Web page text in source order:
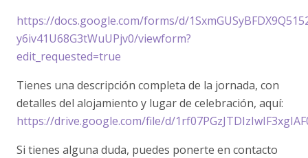
https://docs.google.com/forms/d/
y6iv41U68G3tWuUPjv0/viewform?
edit_requested=true
Tienes una descripción completa de la jornada, con
detalles del alojamiento y lugar de celebración, aquí:
https://drive.google.com/file/d/
Si tienes alguna duda, puedes ponerte en contacto